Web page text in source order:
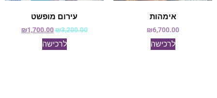
אימהות
₪6,700.00
לרכישה
עירום מופשט
₪3,200.00
₪1,700.00
לרכישה